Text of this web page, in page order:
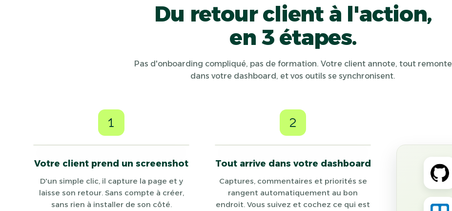
Du retour client à l'action,
en 3 étapes.
Pas d'onboarding compliqué, pas de formation. Votre client annote, tout remonte
dans votre dashboard, et vos outils se synchronisent.
1
Votre client prend un screenshot
D'un simple clic, il capture la page et y
laisse son retour. Sans compte à créer,
sans rien à installer de son côté.
2
Tout arrive dans votre dashboard
Captures, commentaires et priorités se
rangent automatiquement au bon
endroit. Vous suivez et cochez ce qui est